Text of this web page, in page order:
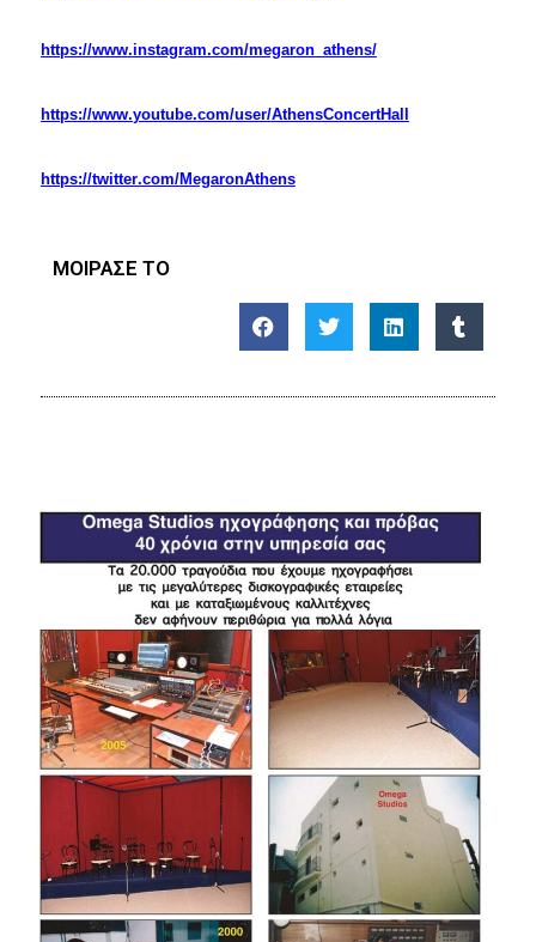
https://www.instagram.com/megaron_ athens/
https://www.youtube.com/user/AthensConcertHall
https://twitter.com/MegaronAthens
ΜΟΙΡΑΣΕ ΤΟ